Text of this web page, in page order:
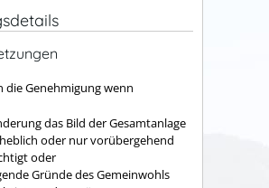
die Genehmigung wenn
das Bild der Gesamtanlage
oder nur vorübergehend
oder
Gründe des Gemeinwohls